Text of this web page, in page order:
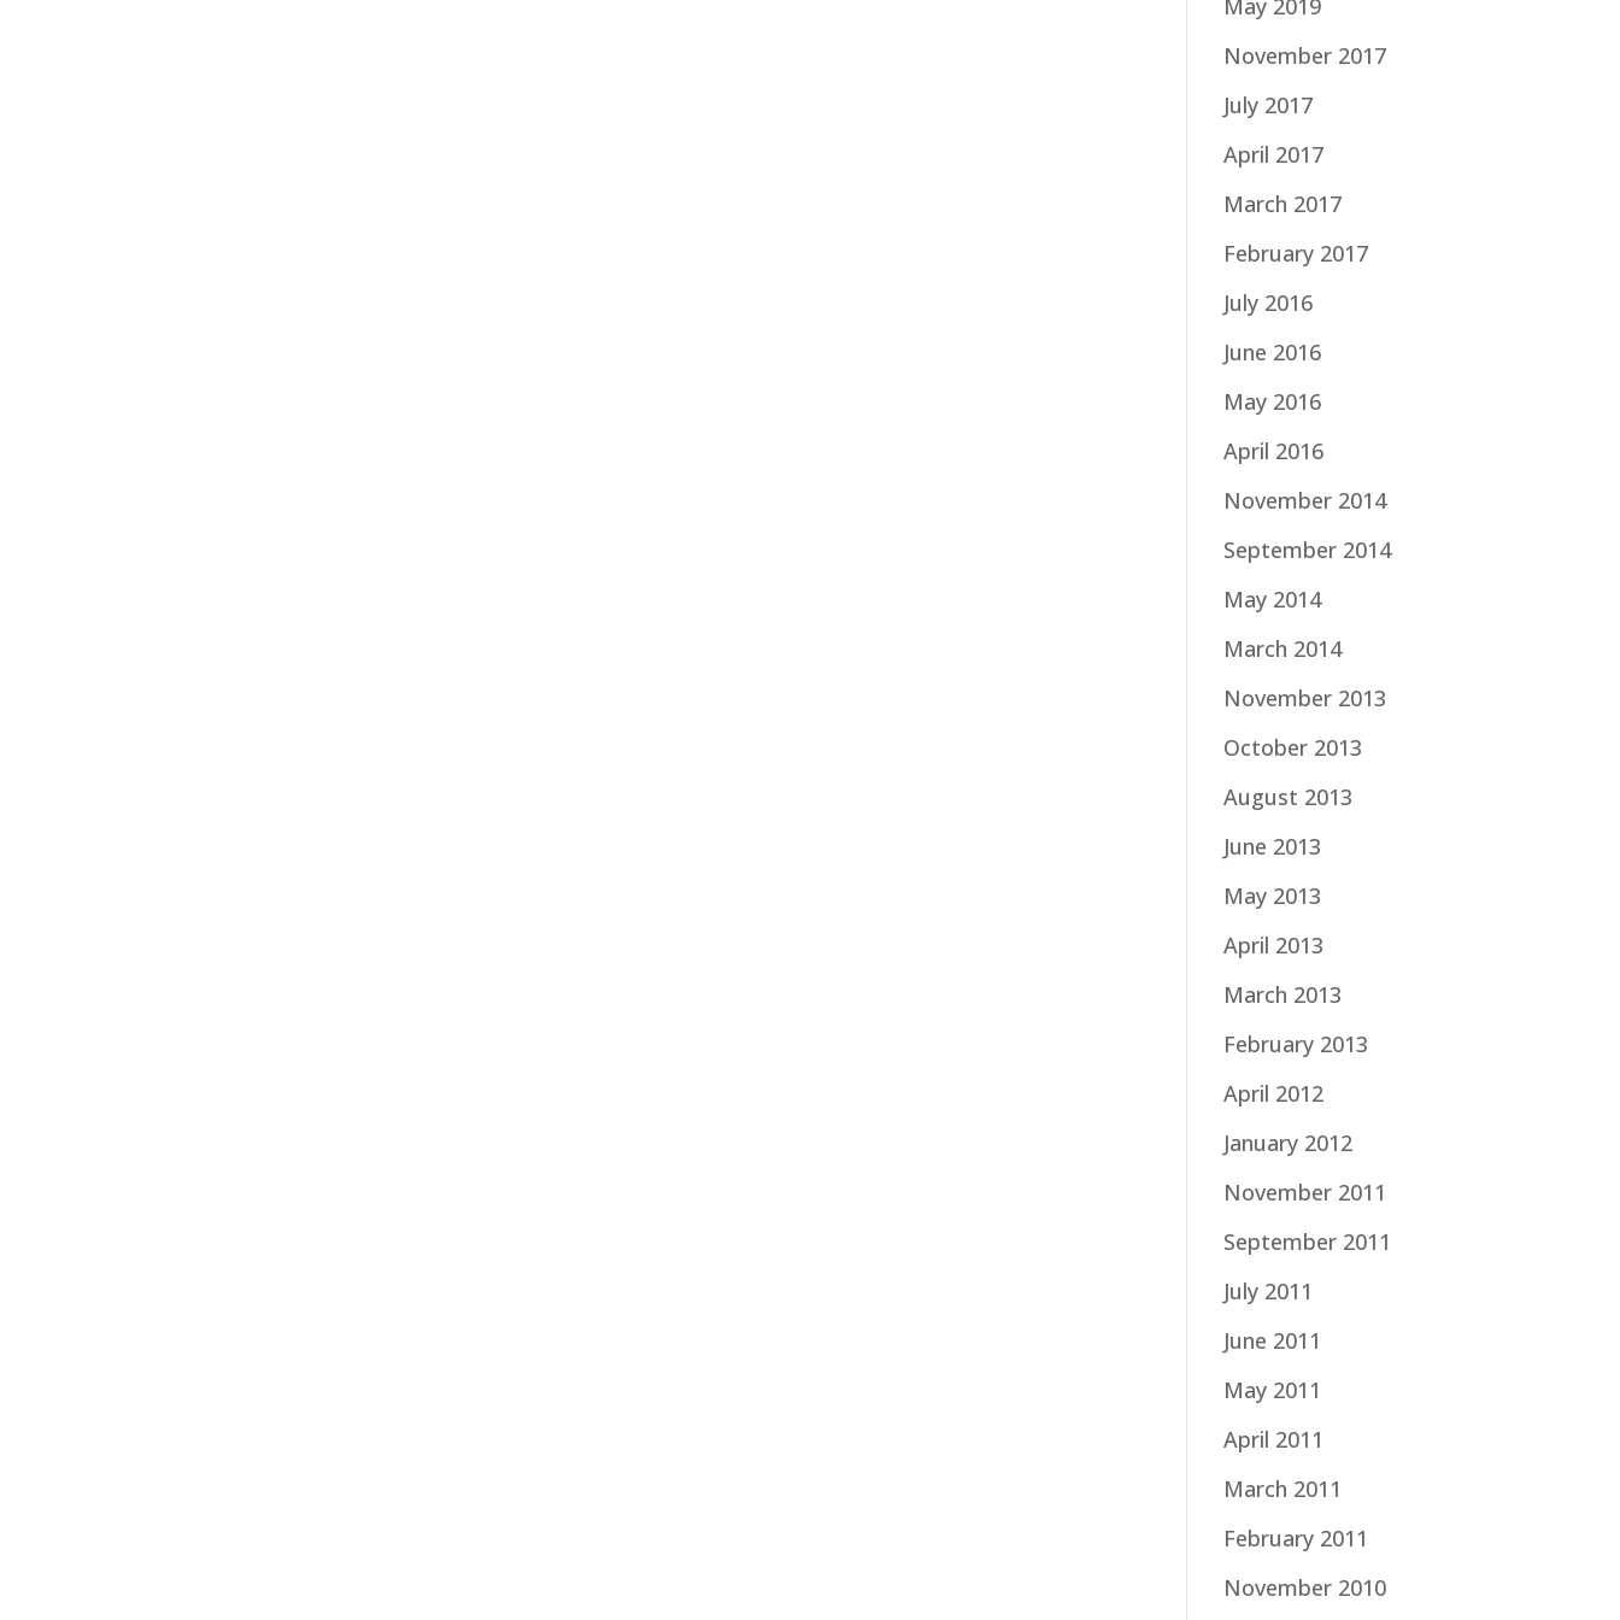
May 2019
November 2017
July 2017
April 2017
March 2017
February 2017
July 2016
June 2016
May 2016
April 2016
November 2014
September 2014
May 2014
March 2014
November 2013
October 2013
August 2013
June 2013
May 2013
April 2013
March 2013
February 2013
April 2012
January 2012
November 2011
September 2011
July 2011
June 2011
May 2011
April 2011
March 2011
February 2011
November 2010